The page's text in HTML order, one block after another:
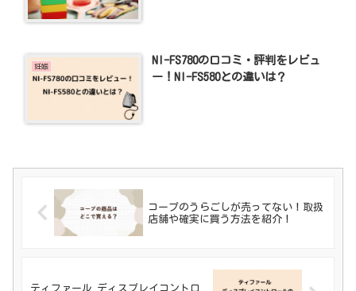
妊娠
NI-FS780の口コミ・評判をレビュ
ー！NI-FS580との違いは？
コープのうらごしが売ってない！取扱
店舗や確実に買う方法を紹介！
ティファール ディスプレイコントロ